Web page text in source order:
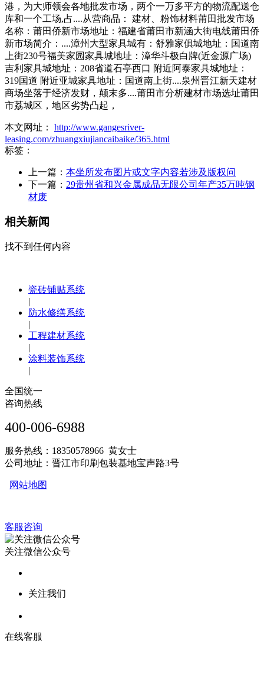
港，为大师领会各地批发市场，两个一万多平方的物流配送仓
库和一个工场,占....从营商品： 建材、粉饰材料莆田批发市场
名称：莆田侨新市场地址：福建省莆田市新涵大街电线莆田侨
新市场简介：....漳州大型家具城有：舒雅家俱城地址：国道南
上街230号福美家园家具城地址：漳华斗极白牌(近金源广场)
吉利家具城地址：208省道石亭西口 附近阿泰家具城地址：
319国道 附近亚城家具地址：国道南上街....泉州晋江新天建材
商场坐落于经济发财，颠末多....莆田市分析建材市场选址莆田
市荔城区，地区劣势凸起，
本文网址： http://www.gangesriver-
leasing.com/zhuangxiujiancaibaike/365.html
标签：
上一篇： 本坐所发布图片或文字内容若涉及版权问
下一篇： 29贵州省和兴金属成品无限公司年产35万吨钢
材废
相关新闻
找不到任何内容
瓷砖铺贴系统
|
防水修缮系统
|
工程建材系统
|
涂料装饰系统
|
全国统一
咨询热线
400-006-6988
服务热线：18350578966 黄女士
公司地址：晋江市印刷包装基地宝声路3号
网站地图
客服咨询
关注微信公众号
关注我们
在线客服